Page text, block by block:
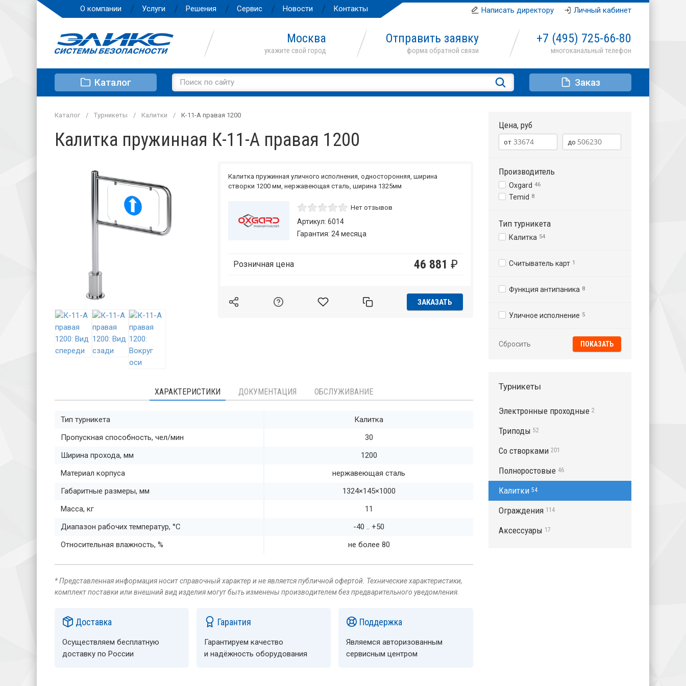
О компании Услуги Решения Сервис Новости Контакты Написать директору Личный кабинет
Москва Отправить заявку +7 (495) 725-66-80
Каталог Заказ
Каталог Турникеты Калитки К-11-А правая 1200
Калитка пружинная К-11-А правая 1200
Калитка пружинная уличного исполнения, односторонняя, ширина
створки 1200 мм, нержавеющая сталь, ширина 1325мм
Нет отзывов
Артикул: 6014
Гарантия: 24 месяца
Розничная цена 46 881 ₽
ЗАКАЗАТЬ
ХАРАКТЕРИСТИКИ ДОКУМЕНТАЦИЯ ОБСЛУЖИВАНИЕ
Тип турникета
Калитка
Пропускная способность, чел/мин
30
Ширина прохода, мм
1200
Материал корпуса
нержавеющая сталь
Габаритные размеры, мм
1324×145×1000
Масса, кг
11
Диапазон рабочих температур, °C
-40 .. +50
Относительная влажность, %
не более 80
* Представленная информация носит справочный характер и не является публичной офертой. Технические характеристики,
комплект поставки или внешний вид изделия могут быть изменены производителем без предварительного уведомления.
Доставка
Осуществляем бесплатную
доставку по России
Гарантия
Гарантируем качество
и надёжность оборудования
Поддержка
Являемся авторизованным
сервисным центром
Цена, руб
Производитель
Oxgard 46
Temid 8
Тип турникета
Калитка 54
Считыватель карт 1
Функция антипаника 8
Уличное исполнение 5
Сбросить
Турникеты
Электронные проходные 2
Триподы 52
Со створками 201
Полноростовые 46
Калитки 54
Ограждения 114
Аксессуары 17